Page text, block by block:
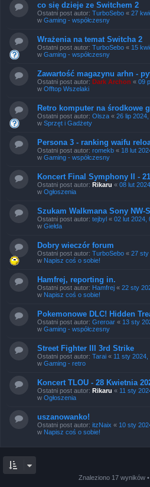
co się dzieje ze Switchem 2
Ostatni post autor: TurboSebo « 27
w Gaming - współczesny
Wrażenia na temat Switcha 2
Ostatni post autor: TurboSebo « 15
w Gaming - współczesny
Zawartość magazynu arhn -
Ostatni post autor: Dark Archon « 09
w Offtop Wszelaki
Retro komputer na środkowe
Ostatni post autor: Olsza « 26 lip
w Sprzęt i Gadżety
Persona 3 - ranking waifu
Ostatni post autor: romekb « 18 lut
w Gaming - współczesny
Koncert Final Symphony II -
Ostatni post autor: Rikaru « 08 lut
w Ogłoszenia
Szukam Walkmana Sony NW-
Ostatni post autor: tejbyl « 02 lut 2024,
w Giełda
Dobry wieczór forum
Ostatni post autor: TurboSebo « 27 sty
w Napisz coś o sobie!
Hamfrej, reporting in.
Ostatni post autor: Hamfrej « 22 sty
w Napisz coś o sobie!
Pokemonowe DLC! Hidden
Ostatni post autor: Greroar « 13 sty
w Gaming - współczesny
Street Fighter III 3rd Strike
Ostatni post autor: Tarai « 11 sty 2024,
w Gaming - retro
Koncert TLOU - 28 Kwietnia
Ostatni post autor: Rikaru « 11 sty
w Ogłoszenia
uszanowanko!
Ostatni post autor: itzNaix « 10 sty
w Napisz coś o sobie!
Znaleziono 17 wyników